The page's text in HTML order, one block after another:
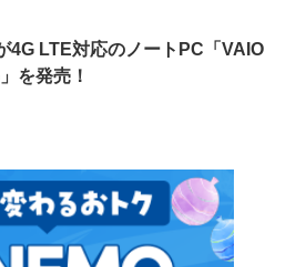
4G LTE対応のノートPC「VAIO
を発売！